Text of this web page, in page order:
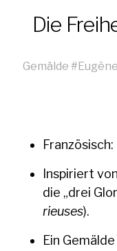
Die
Gemälde #
Franzö­sisch:
Inspiri­ert
die „drei
rieuses).
Ein